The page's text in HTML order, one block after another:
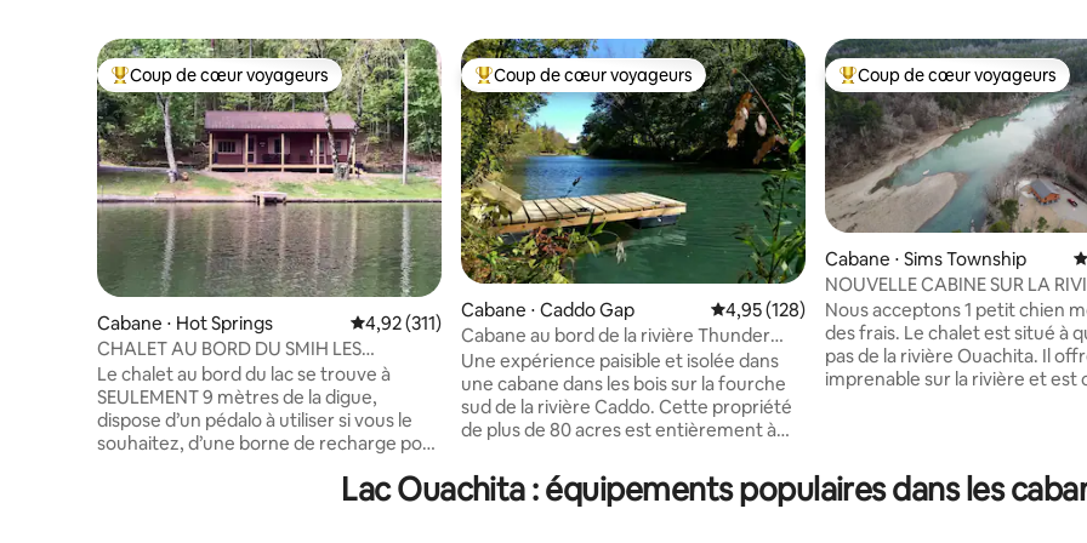
Coups de cœur voyageurs les plus appréciés
Coup de cœur voyageurs
Cabane ⋅ Hot Springs Évaluation moyenne sur la base de 311 commentaires : 4,92 sur 5
4,92 (311)
CHALET AU BORD DU SMIH LES
ANIMAUX SONT LES BIENVENUS (petit
supplément)
Le chalet au bord du lac se trouve à
SEULEMENT 9 mètres de la digue,
dispose d’un pédalo à utiliser si vous le
souhaitez, d’une borne de recharge pour
apportez des gilets de sauvetage (le
Coups de cœur voyageurs les plus appréciés
Coup de cœur voyageurs
Cabane ⋅ Caddo Gap Évaluation moyenne sur la base de 128
4,95 (128)
Cabane au bord de la rivière Thunder
Mountain - Caddo Gap, Arkansas
Une expérience paisible et isolée dans
une cabane dans les bois sur la fourche
sud de la rivière Caddo. Cette propriété
de plus de 80 acres est entièrement à
l'explorer seul, sans aucune autre maison
ou cabane où que ce soit sur la propriété.
Coups de cœur voyageurs les
Coup de cœur voyageurs
Cabane ⋅ Sims Township
NOUVELLE CABINE SUR LA
OUACHITA DIRECTEMENT
Nous acceptons 1 petit chien
des frais. Le chalet est situé à
pas de la rivière Ouachita. Il
imprenable sur la rivière et est
terrasse où vous pouvez vous
vous détendre. Il dispose d'un
Lac Ouachita : équipements populaires dans les